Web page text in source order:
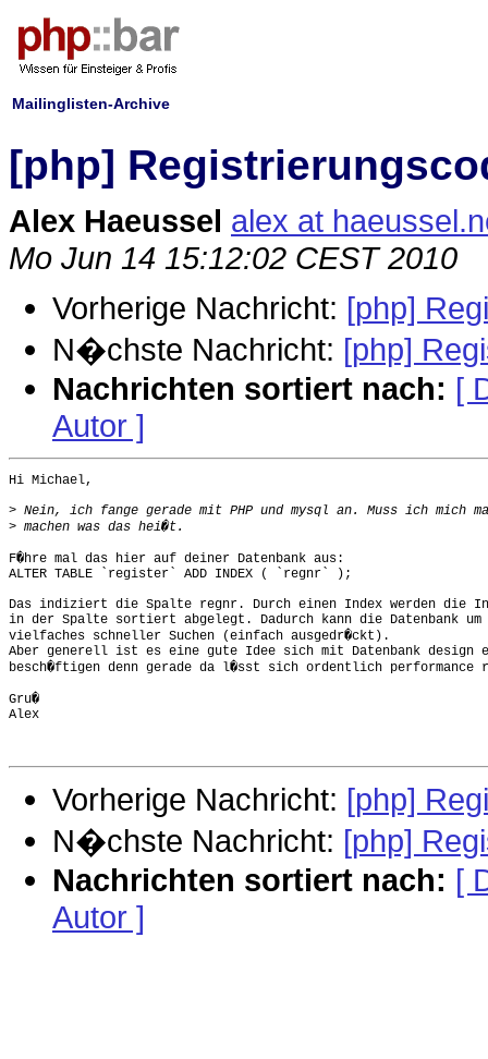
Mailinglisten-Archive
[php]
Alex Haeussel alex at
Mo Jun 14 15:12:02 CEST 2010
Vorherige Nachricht: [php]
N�chste Nachricht: [php]
Nachrichten sortiert nach: [
Autor ]
Hi Michael,
>
>
F�hre mal das hier auf deiner Datenbank aus:
ALTER TABLE `register` ADD INDEX ( `regnr` );
Das indiziert die Spalte regnr. Durch einen Index werden die
in der Spalte sortiert abgelegt. Dadurch kann die Datenbank um
vielfaches schneller Suchen (einfach ausgedr�ckt).
Aber generell ist es eine gute Idee sich mit Datenbank design
besch�ftigen denn gerade da l�sst sich ordentlich performance
Gru�
Alex
Vorherige Nachricht: [php]
N�chste Nachricht: [php]
Nachrichten sortiert nach: [
Autor ]